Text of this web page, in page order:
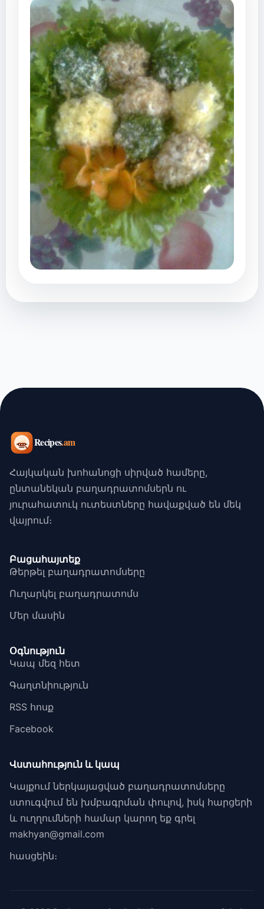
Հայկական խոհանոցի սիրված համերը,
ընտանեկան բաղադրատոմսերն ու
յուրահատուկ ուտեստները հավաքված են մեկ
վայրում։
Բացահայտեք
Թերթել բաղադրատոմսերը
Ուղարկել բաղադրատոմս
Մեր մասին
Օգնություն
Կապ մեզ հետ
Գաղտնիություն
RSS հոսք
Facebook
Վստահություն և կապ
Կայքում ներկայացված բաղադրատոմսերը
ստուգվում են խմբագրման փուլով, իսկ հարցերի
և ուղղումների համար կարող եք գրել
makhyan@gmail.com
հասցեին։